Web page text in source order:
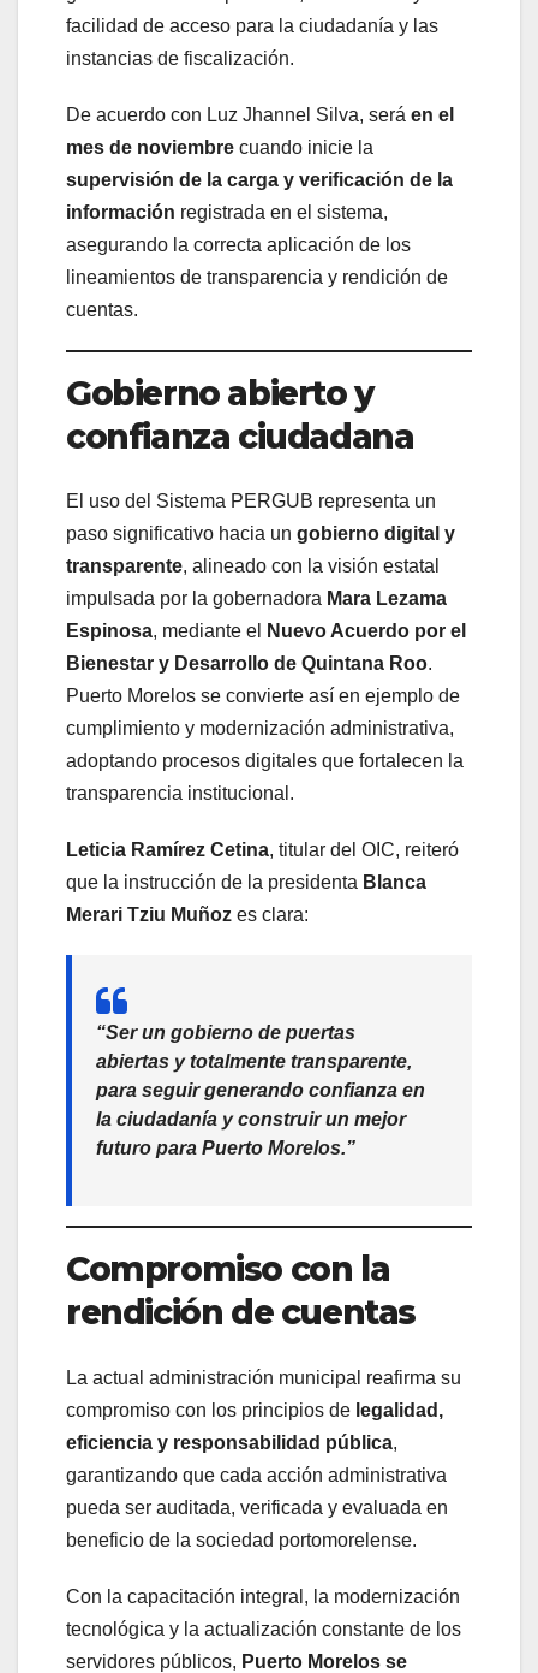
facilidad de acceso para la ciudadanía y las
instancias de fiscalización.
De acuerdo con Luz Jhannel Silva, será en el
mes de noviembre cuando inicie la
supervisión de la carga y verificación de la
información registrada en el sistema,
asegurando la correcta aplicación de los
lineamientos de transparencia y rendición de
cuentas.
Gobierno abierto y
confianza ciudadana
El uso del Sistema PERGUB representa un
paso significativo hacia un gobierno digital y
transparente, alineado con la visión estatal
impulsada por la gobernadora Mara Lezama
Espinosa, mediante el
Nuevo Acuerdo por el
Bienestar y Desarrollo de Quintana Roo.
Puerto Morelos se convierte así en ejemplo de
cumplimiento y modernización administrativa,
adoptando procesos digitales que fortalecen la
transparencia institucional.
Leticia Ramírez Cetina, titular del OIC, reiteró
que la instrucción de la presidenta Blanca
Merari Tziu Muñoz es clara:
“Ser un gobierno de puertas
abiertas y totalmente transparente,
para seguir generando confianza en
la ciudadanía y construir un mejor
futuro para Puerto Morelos.”
Compromiso con la
rendición de cuentas
La actual administración municipal reafirma su
compromiso con los principios de legalidad,
eficiencia y responsabilidad pública,
garantizando que cada acción administrativa
pueda ser auditada, verificada y evaluada en
beneficio de la sociedad portomorelense.
Con la capacitación integral, la modernización
tecnológica y la actualización constante de los
servidores públicos, Puerto Morelos se